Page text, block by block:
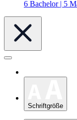
6 Bachelor | 5
Schriftgröße